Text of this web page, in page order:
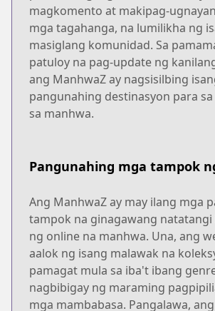
magkomento at makipag-
mga tagahanga, na lumilikha ng
masiglang komunidad. Sa
patuloy na pag-update ng
ang ManhwaZ ay nagsisilbing
pangunahing destinasyon para
sa manhwa.
Pangunahing mga tampok
Ang ManhwaZ ay may ilang mga
tampok na ginagawang
ng online na manhwa. Una, ang
aalok ng isang malawak na
pamagat mula sa iba't ibang
nagbibigay ng maraming
mga mambabasa. Pangalawa,